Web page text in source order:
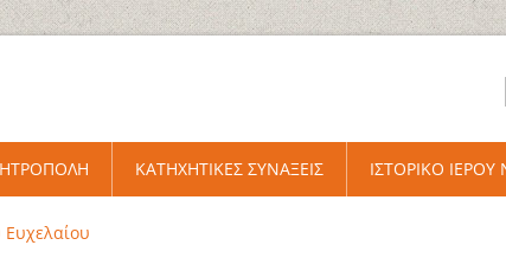
ΚΑΤΗΧΗΤΙΚΕΣ ΣΥΝΑΞΕΙΣ ΙΣΤΟΡΙΚΟ